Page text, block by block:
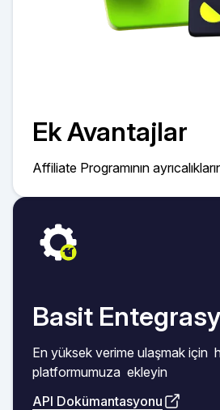
Ek Avantajlar
Affiliate Programının
Basit
En yüksek verime ulaşmak için
platformumuza ekleyin
API Dokümantasyonu